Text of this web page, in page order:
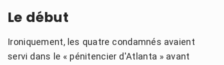
Le début
Ironiquement, les quatre condamnés avaient
servi dans le « pénitencier d'Atlanta » avant